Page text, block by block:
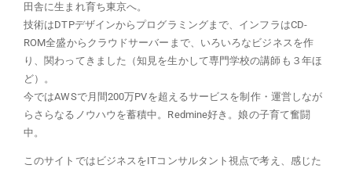
田舎に生まれ育ち東京へ。
技術はDTPデザインからプログラミングまで、インフラはCD-
ROM全盛からクラウドサーバーまで、いろいろなビジネスを作
り、関わってきました（知見を生かして専門学校の講師も３年ほ
ど）。
今ではAWSで月間200万PVを超えるサービスを制作・運営しなが
らさらなるノウハウを蓄積中。Redmine好き。娘の子育て奮闘
中。
このサイトではビジネスをITコンサルタント視点で考え、感じた